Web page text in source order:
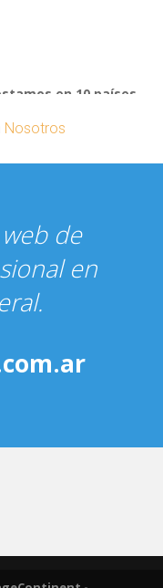
en 10 países.
Nosotros
de
en